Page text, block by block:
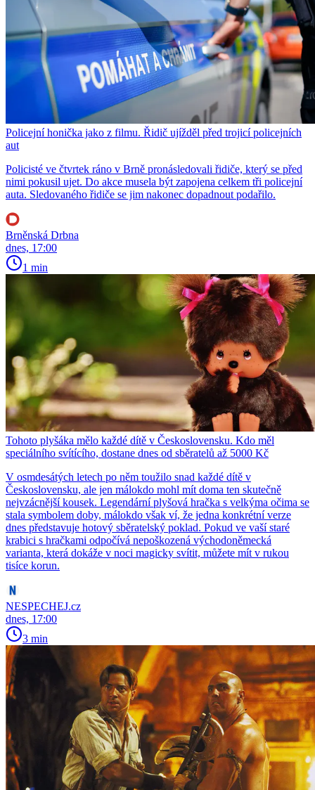
Policejní honička jako z filmu. Řidič ujížděl před trojicí policejních
aut
Policisté ve čtvrtek ráno v Brně pronásledovali řidiče, který se před
nimi pokusil ujet. Do akce musela být zapojena celkem tři policejní
auta. Sledovaného řidiče se jim nakonec dopadnout podařilo.
Brněnská Drbna
dnes, 17:00
1 min
Tohoto plyšáka mělo každé dítě v Československu. Kdo měl
speciálního svítícího, dostane dnes od sběratelů až 5000 Kč
V osmdesátých letech po něm toužilo snad každé dítě v
Československu, ale jen málokdo mohl mít doma ten skutečně
nejvzácnější kousek. Legendární plyšová hračka s velkýma očima se
stala symbolem doby, málokdo však ví, že jedna konkrétní verze
dnes představuje hotový sběratelský poklad. Pokud ve vaší staré
krabici s hračkami odpočívá nepoškozená východoněmecká
varianta, která dokáže v noci magicky svítit, můžete mít v rukou
tisíce korun.
NESPECHEJ.cz
dnes, 17:00
3 min